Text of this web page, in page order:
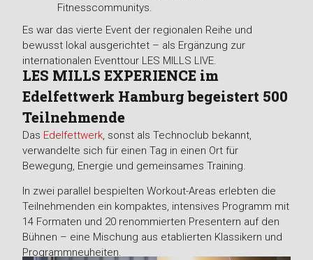
Fitnesscommunitys.
Es war das vierte Event der regionalen Reihe und
bewusst lokal ausgerichtet – als Ergänzung zur
internationalen Eventtour LES MILLS LIVE.
LES MILLS EXPERIENCE im
Edelfettwerk Hamburg begeistert 500
Teilnehmende
Das Edelfettwerk, sonst als Technoclub bekannt,
verwandelte sich für einen Tag in einen Ort für
Bewegung, Energie und gemeinsames Training.
In zwei parallel bespielten Workout-Areas erlebten die
Teilnehmenden ein kompaktes, intensives Programm mit
14 Formaten und 20 renommierten Presentern auf den
Bühnen – eine Mischung aus etablierten Klassikern und
Programmneuheiten.